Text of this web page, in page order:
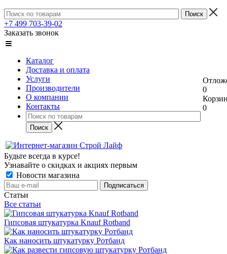
+7 499 703-39-02
Заказать звонок
Каталог
Доставка и оплата
Услуги
Производители
О компании
Контакты
0
0
Будьте всегда в курсе!
Узнавайте о скидках и акциях первым
Новости магазина
Статьи
Все статьи
Гипсовая штукатурка Knauf Rotband
Как наносить штукатурку Ротбанд